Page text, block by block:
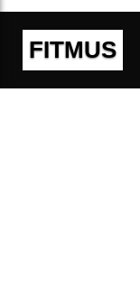
FITMUS